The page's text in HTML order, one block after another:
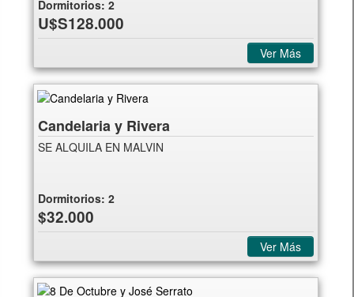
Dormitorios:2
U$S128.000
Ver Más
Candelaria y Rivera
SE ALQUILA EN MALVIN
Dormitorios:2
$32.000
Ver Más